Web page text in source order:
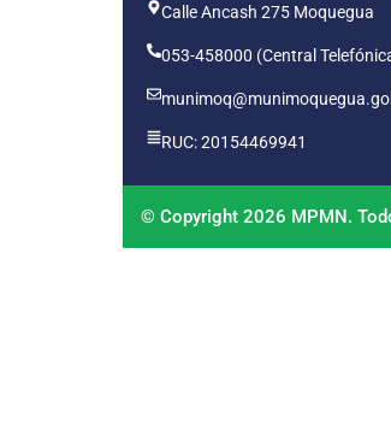
Calle Ancash 275 Moquegua
053-458000 (Central
RUC: 20154469941
© Copyright 2026 MPMN.